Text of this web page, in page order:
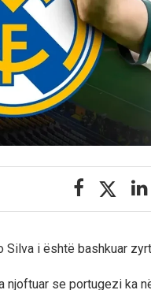
Silva i është bashkuar
njoftuar se portugezi ka